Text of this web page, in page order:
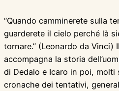
“Quando camminerete sulla
guarderete il cielo perché là
tornare.” (Leonardo da Vinci)
accompagna la storia
di Dedalo e Icaro in poi, molti
cronache dei tentativi,